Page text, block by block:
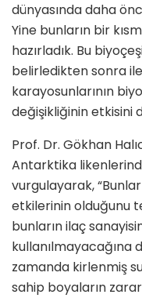
dünyasında daha
Yine bunların bir
hazırladık. Bu
belirledikten sonra
karayosunlarının
değişikliğinin etkisini
Prof. Dr. Gökhan
Antarktika
vurgulayarak,
etkilerinin olduğunu
bunların ilaç
kullanılmayacağına
zamanda kirlenmiş
sahip boyaların